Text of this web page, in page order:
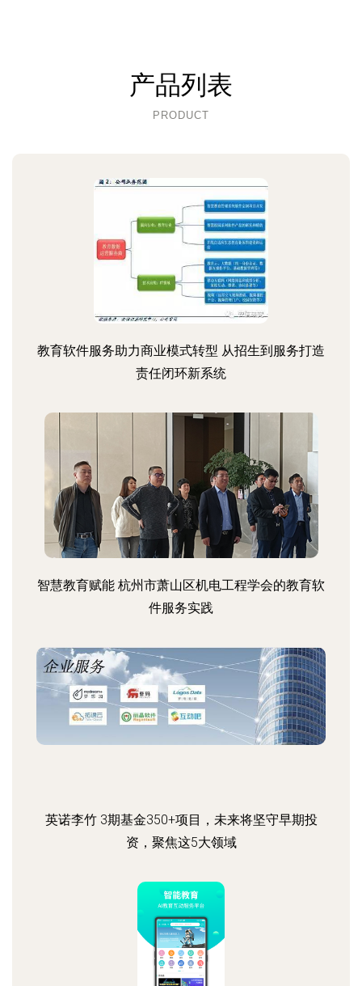
产品列表
PRODUCT
教育软件服务助力商业模式转型 从招生到服务打造
责任闭环新系统
智慧教育赋能 杭州市萧山区机电工程学会的教育软
件服务实践
英诺李竹 3期基金350+项目，未来将坚守早期投
资，聚焦这5大领域